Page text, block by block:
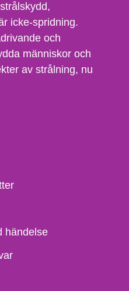
icke-spridning.
och
människor och
av strålning, nu
händelse